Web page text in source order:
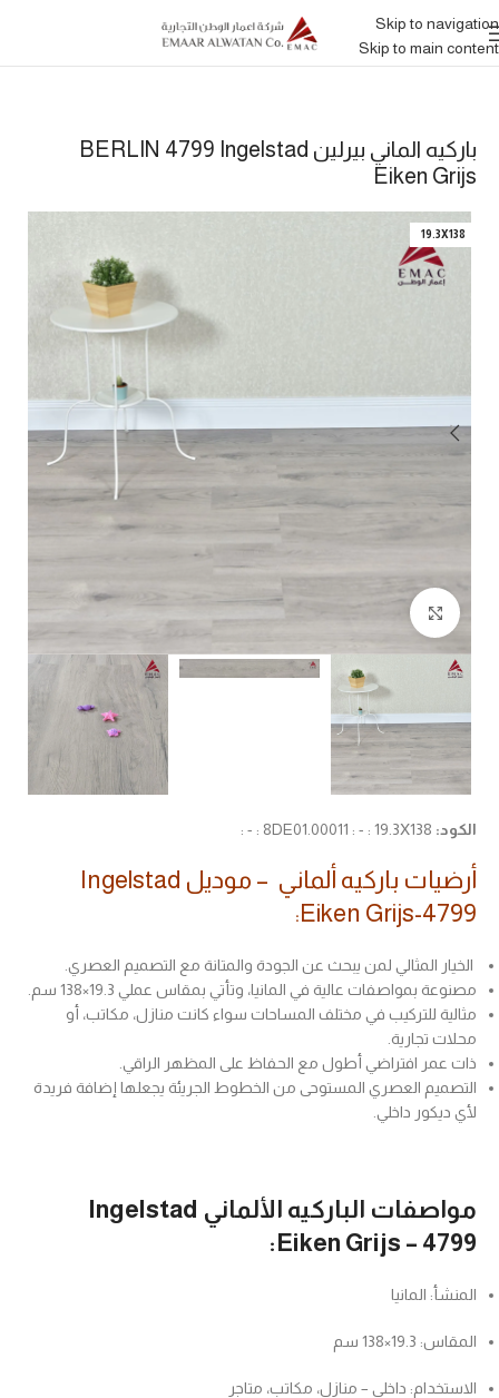
Skip to navigation
Skip to main content
باركيه الماني بيرلين BERLIN 4799 Ingelstad
Eiken Grijs
19.3X138
Click to enlarge
الكود: 8DE01.00011 : - : 19.3X138 : - :
أرضيات باركيه ألماني – موديل Ingelstad
Eiken Grijs-4799:
الخيار المثالي لمن يبحث عن الجودة والمتانة مع التصميم العصري.
مصنوعة بمواصفات عالية في المانيا، وتأتي بمقاس عملي 19.3×138 سم.
مثالية للتركيب في مختلف المساحات سواء كانت منازل، مكاتب، أو
محلات تجارية.
ذات عمر افتراضي أطول مع الحفاظ على المظهر الراقي.
التصميم العصري المستوحى من الخطوط الجريئة يجعلها إضافة فريدة
لأي ديكور داخلي.
مواصفات الباركيه الألماني Ingelstad
Eiken Grijs – 4799:
المنشأ: المانيا
المقاس: 19.3×138 سم
الاستخدام: داخلي – منازل، مكاتب، متاجر